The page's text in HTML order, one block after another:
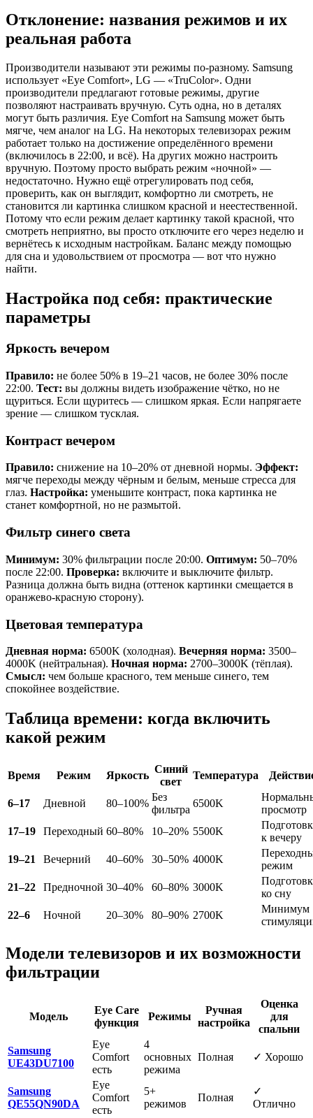
Отклонение: названия режимов и их
реальная работа
Производители называют эти режимы по-разному. Samsung
использует «Eye Comfort», LG — «TruColor». Одни
производители предлагают готовые режимы, другие
позволяют настраивать вручную. Суть одна, но в деталях
могут быть различия. Eye Comfort на Samsung может быть
мягче, чем аналог на LG. На некоторых телевизорах режим
работает только на достижение определённого времени
(включилось в 22:00, и всё). На других можно настроить
вручную. Поэтому просто выбрать режим «ночной» —
недостаточно. Нужно ещё отрегулировать под себя,
проверить, как он выглядит, комфортно ли смотреть, не
становится ли картинка слишком красной и неестественной.
Потому что если режим делает картинку такой красной, что
смотреть неприятно, вы просто отключите его через неделю и
вернётесь к исходным настройкам. Баланс между помощью
для сна и удовольствием от просмотра — вот что нужно
найти.
Настройка под себя: практические
параметры
Яркость вечером
Правило: не более 50% в 19–21 часов, не более 30% после
22:00. Тест: вы должны видеть изображение чётко, но не
щуриться. Если щуритесь — слишком яркая. Если напрягаете
зрение — слишком тусклая.
Контраст вечером
Правило: снижение на 10–20% от дневной нормы. Эффект:
мягче переходы между чёрным и белым, меньше стресса для
глаз. Настройка: уменьшите контраст, пока картинка не
станет комфортной, но не размытой.
Фильтр синего света
Минимум: 30% фильтрации после 20:00. Оптимум: 50–70%
после 22:00. Проверка: включите и выключите фильтр.
Разница должна быть видна (оттенок картинки смещается в
оранжево-красную сторону).
Цветовая температура
Дневная норма: 6500K (холодная). Вечерняя норма: 3500–
4000K (нейтральная). Ночная норма: 2700–3000K (тёплая).
Смысл: чем больше красного, тем меньше синего, тем
спокойнее воздействие.
Таблица времени: когда включить
какой режим
Время Режим Яркость
Синий
свет
Температура
6–17 Дневной 80–100%
Без
фильтра
6500K
просмотр
17–19
Переходный 60–80% 10–20% 5500K
к вечеру
19–21
Вечерний 40–60% 30–50% 4000K
режим
21–22
Предночной 30–40% 60–80% 3000K
ко сну
22–6
Ночной 20–30% 80–90% 2700K
Минимум
Модели телевизоров и их возможности
фильтрации
Модель
Eye Care
функция
Режимы
Ручная
настройка
Оценка
для
спальни
Samsung
UE43DU7100
Eye
Comfort
есть
4
основных
режима
Полная ✓ Хорошо
Samsung
QE55QN90DA
Eye
Comfort
есть
5+
режимов
Полная
✓
Отлично